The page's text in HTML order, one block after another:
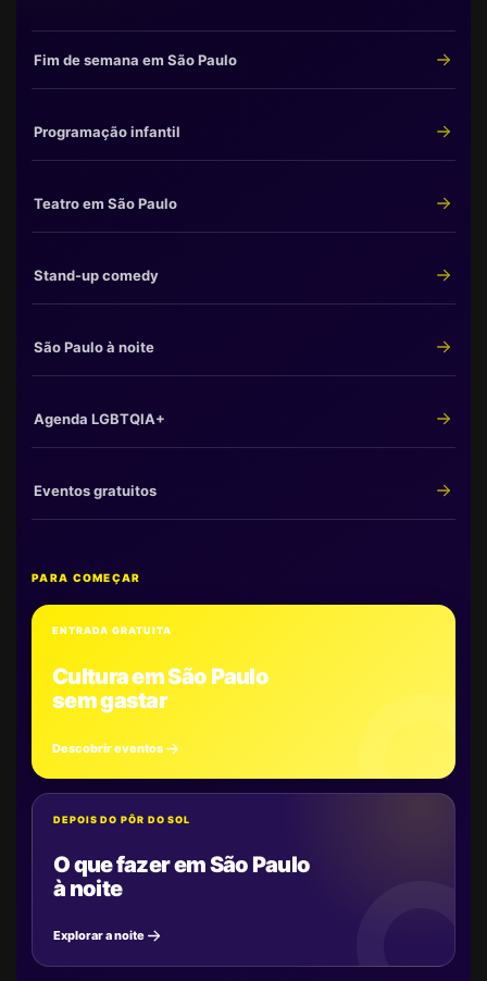
Fim de semana em São Paulo
Programação infantil
Teatro em São Paulo
Stand-up comedy
São Paulo à noite
Agenda LGBTQIA+
Eventos gratuitos
PARA COMEÇAR
ENTRADA GRATUITA
Cultura em São Paulo
sem gastar
Descobrir eventos
DEPOIS DO PÔR DO SOL
O que fazer em São Paulo
à noite
Explorar a noite